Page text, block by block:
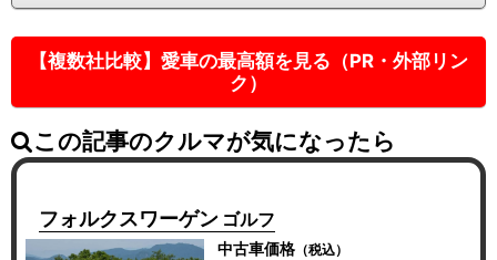
【複数社比較】愛車の最高額を見る（PR・外部リン
ク）
この記事のクルマが気になったら
フォルクスワーゲン ゴルフ
中古車価格（税込）